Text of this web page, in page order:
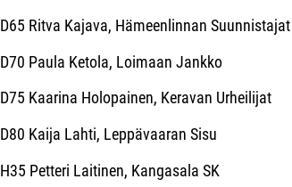
D65 Ritva Kajava, Hämeenlinnan Suunnistajat
D70 Paula Ketola, Loimaan Jankko
D75 Kaarina Holopainen, Keravan Urheilijat
D80 Kaija Lahti, Leppävaaran Sisu
H35 Petteri Laitinen, Kangasala SK